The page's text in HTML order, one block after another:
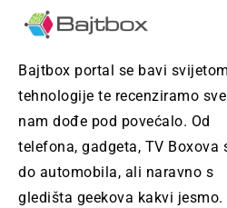
Bajtbox portal se bavi svijetom
tehnologije te recenziramo
nam dođe pod povećalo. Od
telefona, gadgeta, TV Boxova
do automobila, ali naravno s
gledišta geekova kakvi jesmo.